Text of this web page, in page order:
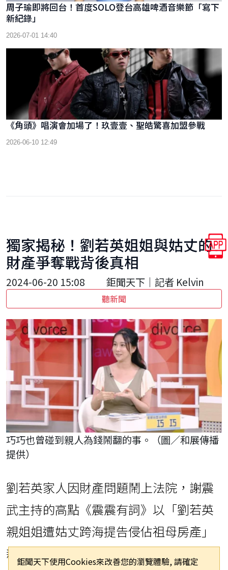
鉅聞天下使用Cookies來改善您的瀏覽體驗, 請確定
周子瑜即將回台！首度SOLO登台高雄啤酒音樂節「寫下
新紀錄」
2026-07-01 14:40
《角頭》唱演會加場了！玖壹壹、聖皓驚喜加盟參戰
2026-06-10 12:49
獨家揭秘！劉若英姐姐與姑丈的
財產爭奪戰背後真相
2024-06-20 15:08 鉅聞天下｜記者 Kelvin
聽新聞
巧巧也曾碰到親人為錢鬧翻的事。（圖／和展傳播
提供）
劉若英家人因財產問題鬧上法院，謝震
武主持的高點《震震有詞》以「劉若英
親姐姐遭姑丈跨海提告侵佔祖母房產」
新聞展開，討論「共謀爭產、獨吞幫還